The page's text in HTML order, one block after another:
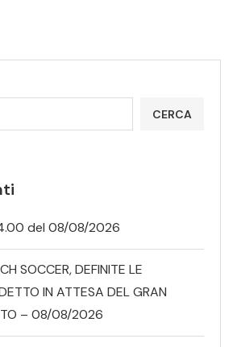
CERCA
del 08/08/2026
SOCCER, DEFINITE LE
IN ATTESA DEL GRAN
– 08/08/2026